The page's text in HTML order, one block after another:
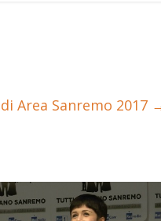
Area Sanremo 2017